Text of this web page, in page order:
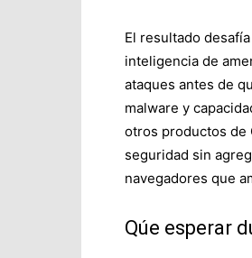
El resultado
inteligencia de
ataques antes de
malware y
otros productos de
seguridad sin
navegadores que
Qúe esperar